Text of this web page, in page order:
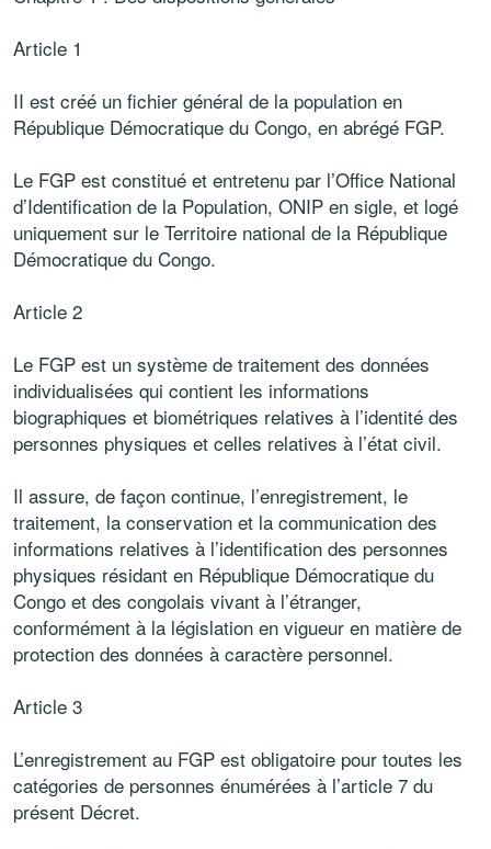
Article 1
II est créé un fichier général de la population en
République Démocratique du Congo, en abrégé FGP.
Le FGP est constitué et entretenu par l’Office National
d’Identification de la Population, ONIP en sigle, et logé
uniquement sur le Territoire national de la République
Démocratique du Congo.
Article 2
Le FGP est un système de traitement des données
individualisées qui contient les informations
biographiques et biométriques relatives à l’identité des
personnes physiques et celles relatives à l’état civil.
Il assure, de façon continue, l’enregistrement, le
traitement, la conservation et la communication des
informations relatives à l’identification des personnes
physiques résidant en République Démocratique du
Congo et des congolais vivant à l’étranger,
conformément à la législation en vigueur en matière de
protection des données à caractère personnel.
Article 3
L’enregistrement au FGP est obligatoire pour toutes les
catégories de personnes énumérées à l’article 7 du
présent Décret.